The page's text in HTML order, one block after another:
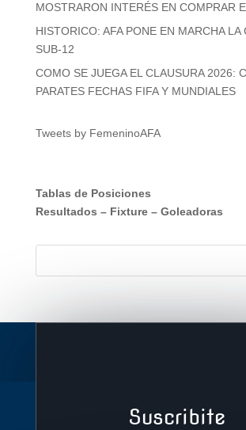
MOSTRARON INTERÉS EN COMPRAR
HISTORICO: AFA PONE EN MARCHA LA
SUB-12
COMO SE JUEGA EL CLAUSURA 2026:
PARATES FECHAS FIFA Y MUNDIALES
Tweets by FemeninoAFA
Tablas de Posiciones
Resultados – Fixture– Goleadoras
Suscribite